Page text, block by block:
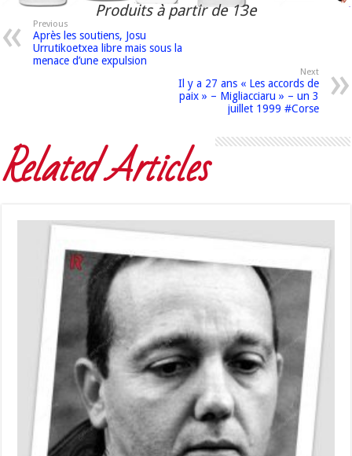
Produits à partir de 13e
Previous
Après les soutiens, Josu
Urrutikoetxea libre mais sous la
menace d’une expulsion
Next
Il y a 27 ans « Les accords de
paix » – Migliacciaru » – un 3
juillet 1999 #Corse
Related Articles